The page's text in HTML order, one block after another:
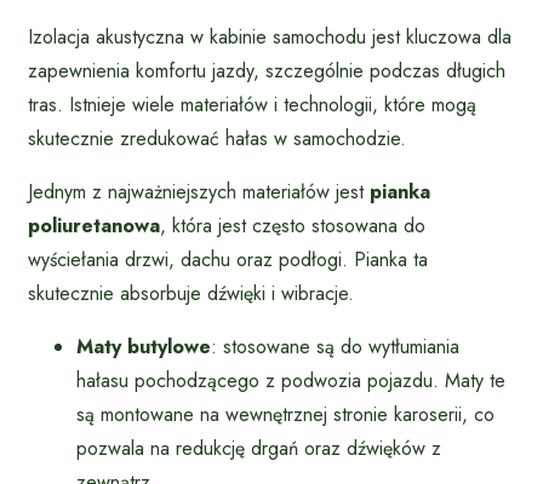
Izolacja akustyczna w kabinie samochodu jest kluczowa dla
zapewnienia komfortu jazdy, szczególnie podczas długich
tras. Istnieje wiele materiałów i technologii, które mogą
skutecznie zredukować hałas w samochodzie.
Jednym z najważniejszych materiałów jest pianka
poliuretanowa, która jest często stosowana do
wyściełania drzwi, dachu oraz podłogi. Pianka ta
skutecznie absorbuje dźwięki i wibracje.
Maty butylowe: stosowane są do wytłumiania
hałasu pochodzącego z podwozia pojazdu. Maty te
są montowane na wewnętrznej stronie karoserii, co
pozwala na redukcję drgań oraz dźwięków z